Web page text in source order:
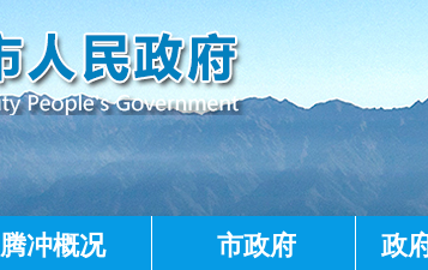
腾冲概况 市政府 政